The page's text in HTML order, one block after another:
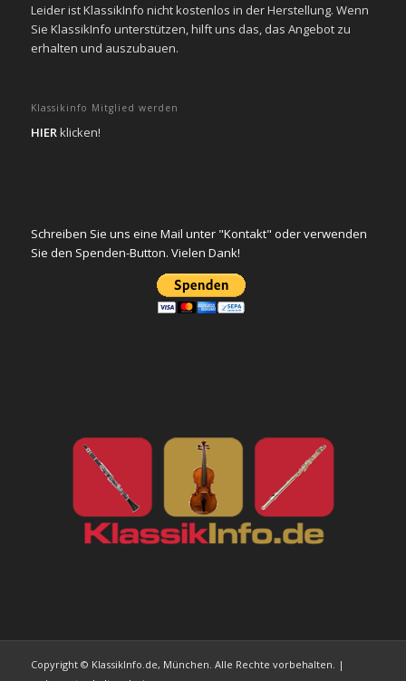
Leider ist KlassikInfo nicht kostenlos in der Herstellung. Wenn
Sie KlassikInfo unterstützen, hilft uns das, das Angebot zu
erhalten und auszubauen.
Klassikinfo Mitglied werden
HIERklicken!
Schreiben Sie uns eine Mail unter "Kontakt" oder verwenden
Sie den Spenden-Button. Vielen Dank!
Copyright © KlassikInfo.de, München. Alle Rechte vorbehalten. |